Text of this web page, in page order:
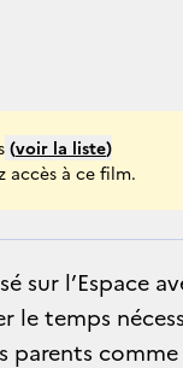
(voir la liste)
accès à ce film.
sur l’Espace
le temps
parents